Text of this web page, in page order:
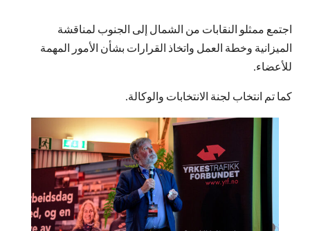
اجتمع ممثلو النقابات من الشمال إلى الجنوب لمناقشة
الميزانية وخطة العمل واتخاذ القرارات بشأن الأمور المهمة
للأعضاء.
كما تم انتخاب لجنة الانتخابات والوكالة.